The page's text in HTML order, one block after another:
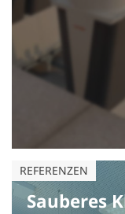
Sauberes